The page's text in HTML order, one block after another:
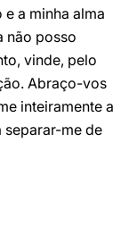
a minha alma
não posso
vinde, pelo
Abraço-vos
inteiramente a
separar-me de